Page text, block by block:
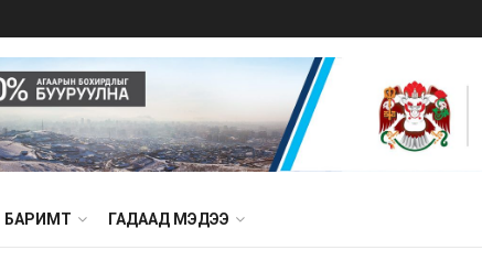
БАРИМТ ГАДААД МЭДЭЭ